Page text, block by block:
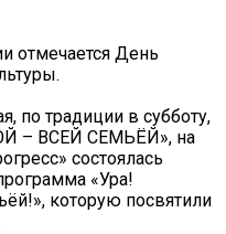
отмечается День
по традиции в субботу,
– ВСЕЙ СЕМЬЁЙ», на
состоялась
«Ура!
которую посвятили